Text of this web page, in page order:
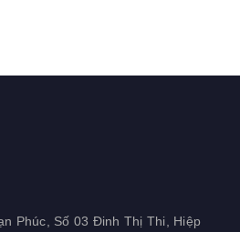
Phúc, Số 03 Đinh Thị Thi, Hiệp